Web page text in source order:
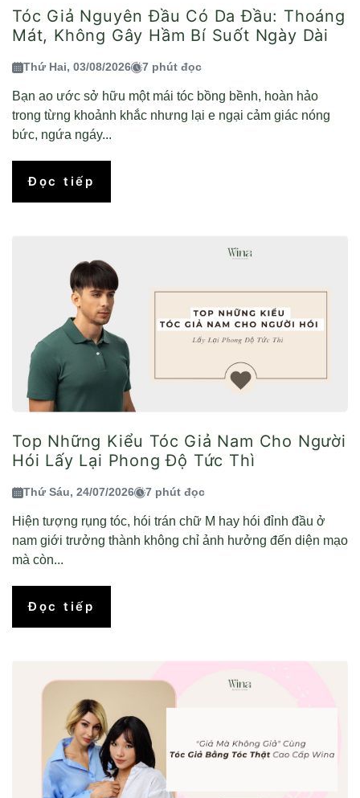
Tóc Giả Nguyên Đầu Có Da Đầu: Thoáng
Mát, Không Gây Hầm Bí Suốt Ngày Dài
Thứ Hai, 03/08/2026 7 phút đọc
Bạn ao ước sở hữu một mái tóc bồng bềnh, hoàn hảo
trong từng khoảnh khắc nhưng lại e ngại cảm giác nóng
bức, ngứa ngáy...
Đọc tiếp
Top Những Kiểu Tóc Giả Nam Cho Người
Hói Lấy Lại Phong Độ Tức Thì
Thứ Sáu, 24/07/2026 7 phút đọc
Hiện tượng rụng tóc, hói trán chữ M hay hói đỉnh đầu ở
nam giới trưởng thành không chỉ ảnh hưởng đến diện mạo
mà còn...
Đọc tiếp